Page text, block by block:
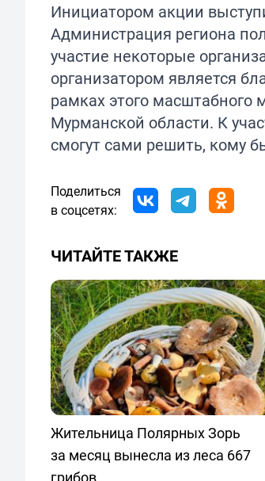
Инициатором акции
Администрация региона
участие некоторые
организатором является
рамках этого масштабного
Мурманской области. К
смогут сами решить, кому
Поделиться
в соцсетях:
ЧИТАЙТЕ ТАКЖЕ
Жительница Полярных Зорь
за месяц вынесла из леса 667
грибов